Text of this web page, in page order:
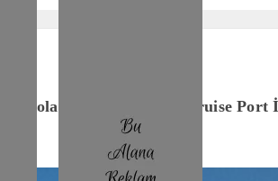
yola çıkarak Bodrum Cruise Port